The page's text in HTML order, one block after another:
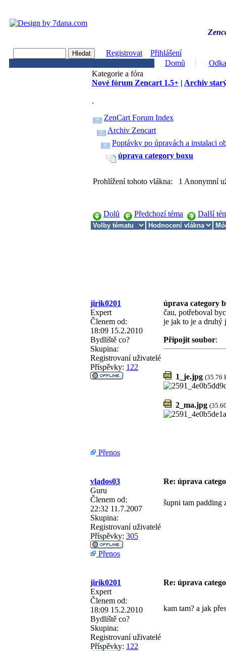
Registrovat
Přihlášení
Domů
Kategorie a fóra
Nové fórum Zencart 1.5+ | Archiv
.
ZenCart Forum Index
Archiv Zencart
Poptávky po úpravách a instalaci
úprava category boxu
Prohlížení tohoto vlákna: 1 Anonymní
Dolů Předchozí téma Další
jirik0201
úprava category
Expert
Členem od:
18:09 15.2.2010
Bydliště co?
Skupina:
Registrovaní uživatelé
Příspěvky: 122
čau, potřeboval
je jak to je a druhý
Připojit soubor:
1_je.jpg (35.76
2_ma.jpg
Přenos
vlados03
Re: úprava
Guru
Členem od:
22:32 11.7.2007
Skupina:
Registrovaní uživatelé
Příspěvky: 305
šupni tam padding
Přenos
jirik0201
Re: úprava
Expert
Členem od:
18:09 15.2.2010
Bydliště co?
Skupina:
Registrovaní uživatelé
Příspěvky: 122
kam tam? a jak